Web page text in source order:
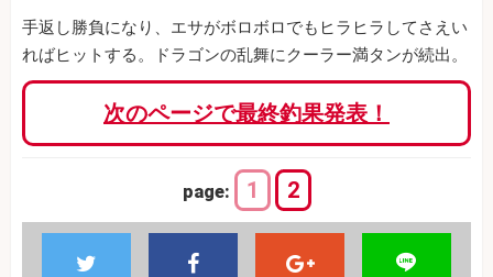
手返し勝負になり、エサがボロボロでもヒラヒラしてさえい
ればヒットする。ドラゴンの乱舞にクーラー満タンが続出。
次のページで最終釣果発表！
page: 1 2